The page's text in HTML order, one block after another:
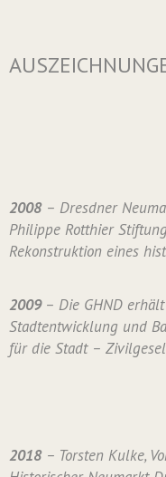
2008– Dresdner
Philippe Rotthier
Rekonstruktion eines
2009 – Die GHND
Stadtentwicklung und
für die Stadt –
2018– Torsten Kulke,